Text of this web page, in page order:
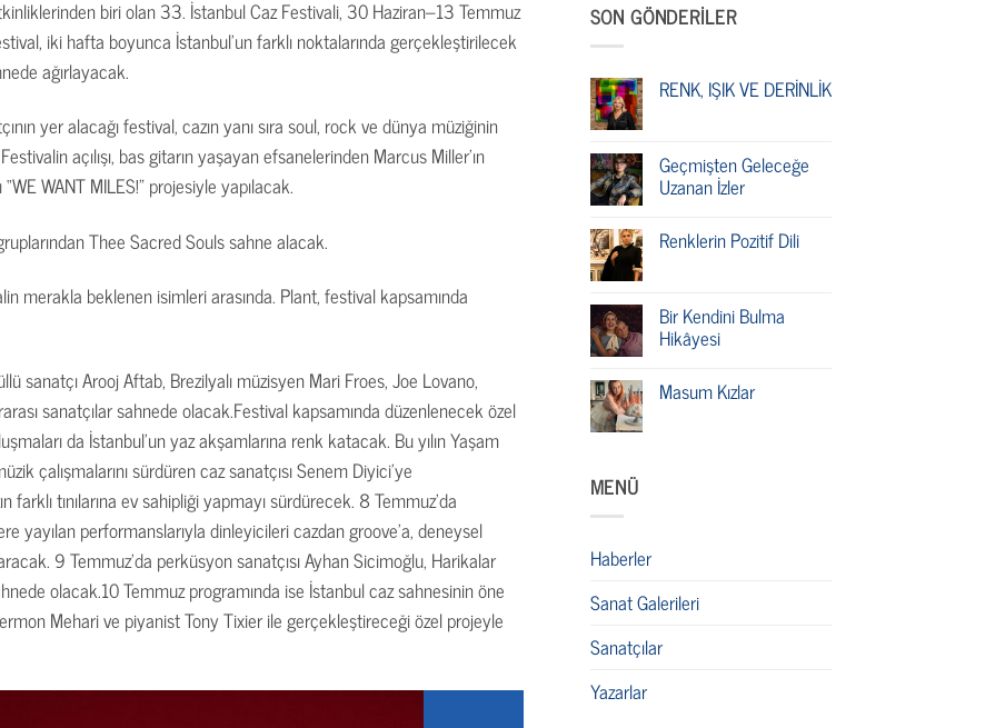
biri olan 33. İstanbul Caz Festivali, 30 Haziran–13 Temmuz
iki hafta boyunca İstanbul’un farklı noktalarında gerçekleştirilecek
ağırlayacak.
yer alacağı festival, cazın yanı sıra soul, rock ve dünya müziğinin
açılışı, bas gitarın yaşayan efsanelerinden Marcus Miller’ın
“WE WANT MILES!” projesiyle yapılacak.
Thee Sacred Souls sahne alacak.
merakla beklenen isimleri arasında. Plant, festival kapsamında
sanatçı Arooj Aftab, Brezilyalı müzisyen Mari Froes, Joe Lovano,
sanatçılar sahnede olacak.Festival kapsamında düzenlenecek özel
da İstanbul’un yaz akşamlarına renk katacak. Bu yılın Yaşam
çalışmalarını sürdüren caz sanatçısı Senem Diyici’ye
farklı tınılarına ev sahipliği yapmayı sürdürecek. 8 Temmuz’da
yayılan performanslarıyla dinleyicileri cazdan groove’a, deneysel
9 Temmuz’da perküsyon sanatçısı Ayhan Sicimoğlu, Harikalar
olacak.10 Temmuz programında ise İstanbul caz sahnesinin öne
Mehari ve piyanist Tony Tixier ile gerçekleştireceği özel projeyle
SON GÖNDERILER
RENK, IŞIK VE DERİNLİK
Geçmişten Geleceğe
Uzanan İzler
Renklerin Pozitif Dili
Bir Kendini Bulma
Hikâyesi
Masum Kızlar
MENÜ
Haberler
Sanat Galerileri
Sanatçılar
Yazarlar